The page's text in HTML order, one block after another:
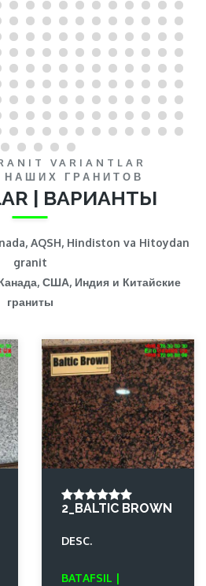
VARIANTLAR
ГРАНИТОВ
| ВАРИАНТЫ
AQSH, Hindiston va Hitoydan
granit
США, Индия и Китайские
граниты
2_BALTIC BROWN
DESC.
BATAFSIL |